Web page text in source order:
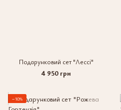
Подарунковий сет "Лессі"
4 950 грн
−10%